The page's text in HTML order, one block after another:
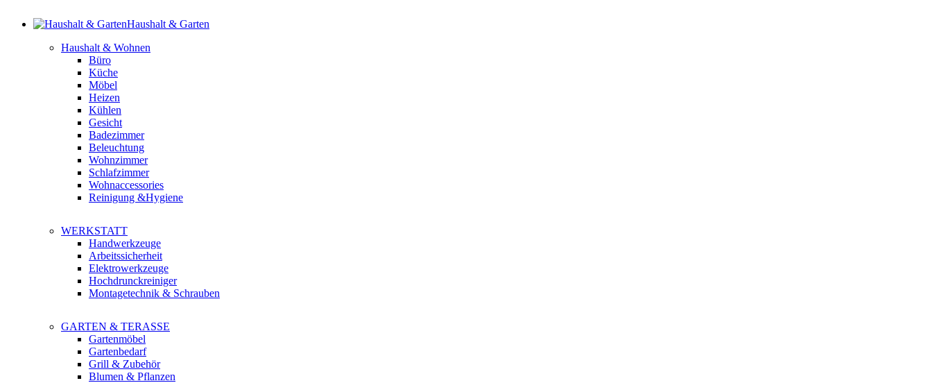
Haushalt & Garten
Haushalt & Wohnen
Büro
Küche
Möbel
Heizen
Kühlen
Gesicht
Badezimmer
Beleuchtung
Wohnzimmer
Schlafzimmer
Wohnaccessories
Reinigung &Hygiene
WERKSTATT
Handwerkzeuge
Arbeitssicherheit
Elektrowerkzeuge
Hochdrunckreiniger
Montagetechnik & Schrauben
GARTEN & TERASSE
Gartenmöbel
Gartenbedarf
Grill & Zubehör
Blumen & Pflanzen